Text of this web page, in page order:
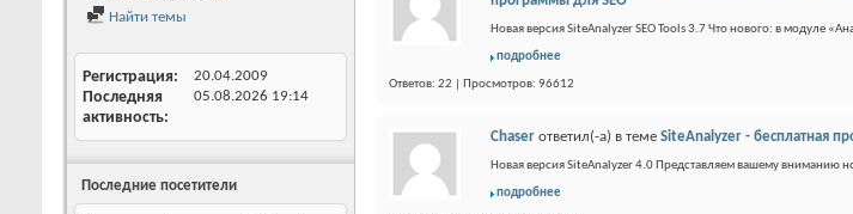
Найти темы
Регистрация 20.04.2009
Последняя
активность
05.08.2026 19:14
Последние посетители
Новая версия SiteAnalyzer SEO Tools 3.7 Что нового: в модуле
подробнее
Ответов: 22 | Просмотров: 96612
Chaser ответил(-а) в теме SiteAnalyzer - бесплатная
Новая версия SiteAnalyzer 4.0 Представляем вашему вниманию
подробнее